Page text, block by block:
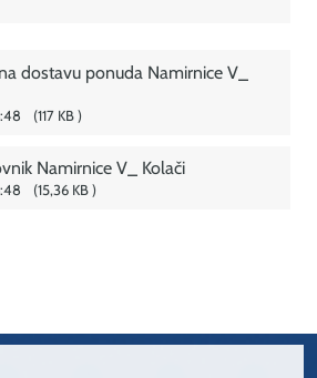
dostavu ponuda Namirnice V_
117 KB
Namirnice V_ Kolači
15,36 KB